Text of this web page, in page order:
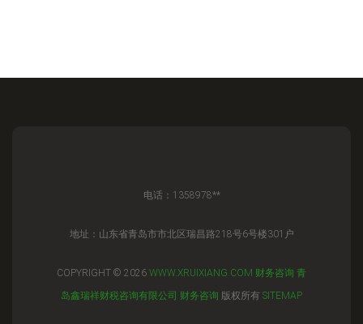
电话：1358978**
地址：山东省青岛市市北区瑞昌路218号6号楼301户
COPYRIGHT © 2026 WWW.XRUIXIANG.COM 财务咨询 青
岛鑫瑞祥财税咨询有限公司 财务咨询 版权所有 SITEMAP